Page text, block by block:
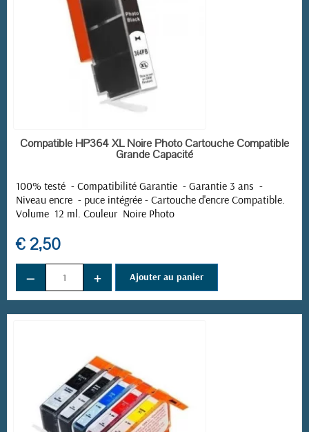
(1 avis)
EN STOCK
Compatible HP364 XL Noire Photo Cartouche Compatible
Grande Capacité
100% testé - Compatibilité Garantie - Garantie 3 ans -
Niveau encre - puce intégrée - Cartouche d'encre Compatible.
Volume 12 ml. Couleur Noire Photo
€ 2,50
− + Ajouter au panier